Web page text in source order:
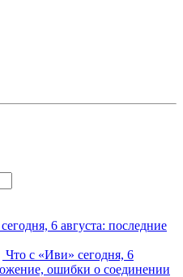
6 августа: последние
Что с «Иви» сегодня, 6
ошибки о соединении